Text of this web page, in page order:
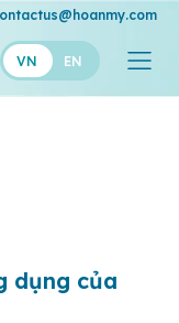
VN EN
dụng của